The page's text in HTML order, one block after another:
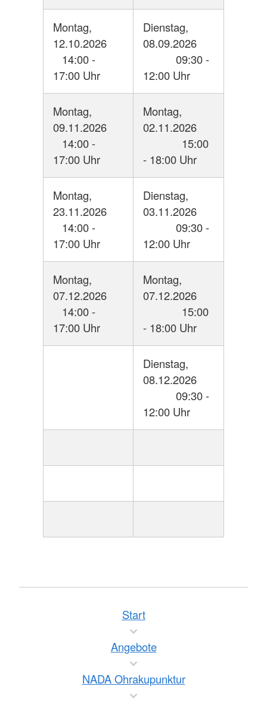
Montag,
12.10.2026
14:00 -
17:00 Uhr
Dienstag,
08.09.2026
09:30 -
12:00 Uhr
Montag,
09.11.2026
14:00 -
17:00 Uhr
Montag,
02.11.2026
15:00
- 18:00 Uhr
Montag,
23.11.2026
14:00 -
17:00 Uhr
Dienstag,
03.11.2026
09:30 -
12:00 Uhr
Montag,
07.12.2026
14:00 -
17:00 Uhr
Montag,
07.12.2026
15:00
- 18:00 Uhr
Dienstag,
08.12.2026
09:30 -
12:00 Uhr
Start
Angebote
NADA Ohrakupunktur